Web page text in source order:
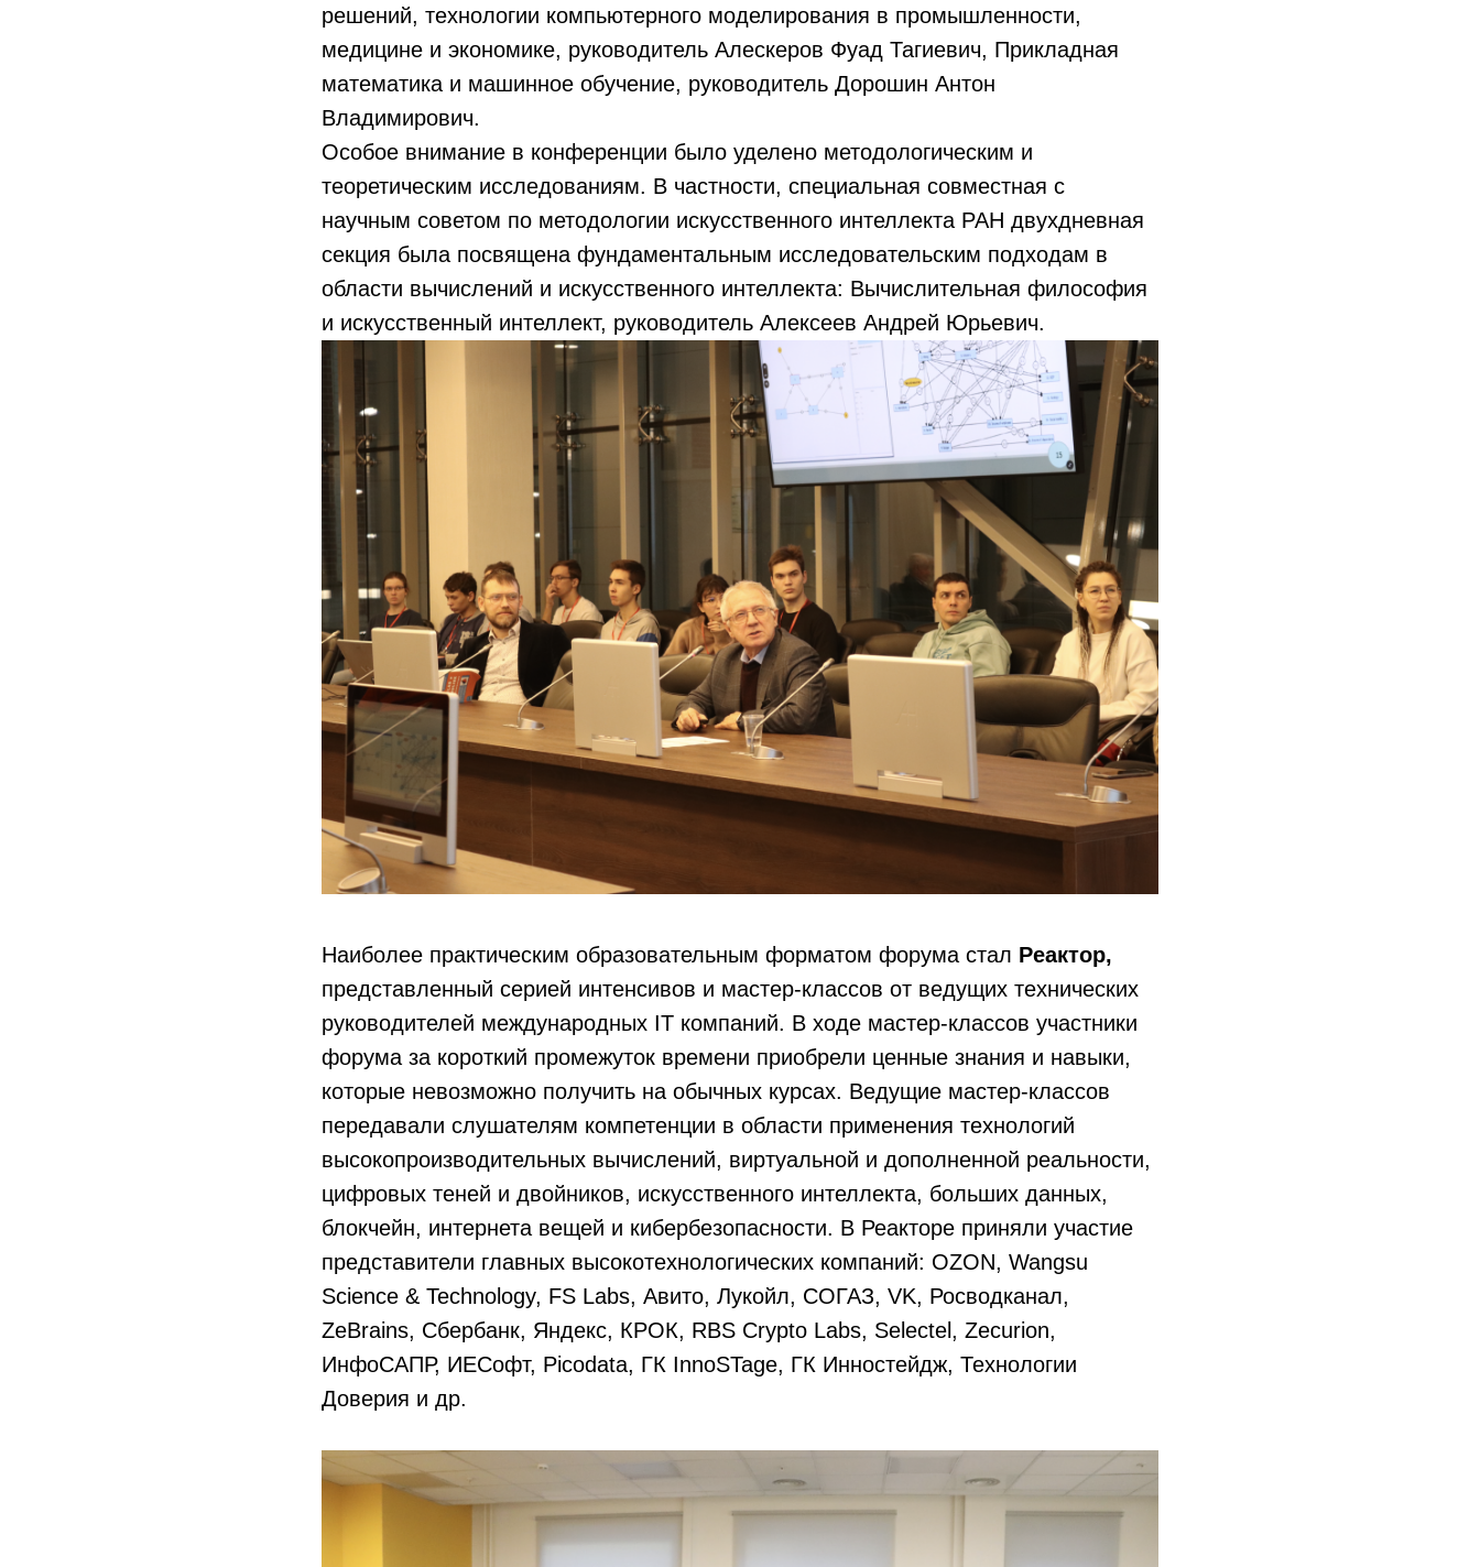
решений, технологии компьютерного моделирования в промышленности,
медицине и экономике, руководитель Алескеров Фуад Тагиевич, Прикладная
математика и машинное обучение, руководитель Дорошин Антон
Владимирович.
Особое внимание в конференции было уделено методологическим и
теоретическим исследованиям. В частности, специальная совместная с
научным советом по методологии искусственного интеллекта РАН двухдневная
секция была посвящена фундаментальным исследовательским подходам в
области вычислений и искусственного интеллекта: Вычислительная философия
и искусственный интеллект, руководитель Алексеев Андрей Юрьевич.
Наиболее практическим образовательным форматом форума стал Реактор,
представленный серией интенсивов и мастер-классов от ведущих технических
руководителей международных IT компаний. В ходе мастер-классов участники
форума за короткий промежуток времени приобрели ценные знания и навыки,
которые невозможно получить на обычных курсах. Ведущие мастер-классов
передавали слушателям компетенции в области применения технологий
высокопроизводительных вычислений, виртуальной и дополненной реальности,
цифровых теней и двойников, искусственного интеллекта, больших данных,
блокчейн, интернета вещей и кибербезопасности. В Реакторе приняли участие
представители главных высокотехнологических компаний: OZON, Wangsu
Science & Technology, FS Labs, Авито, Лукойл, СОГАЗ, VK, Росводканал,
ZeBrains, Сбербанк, Яндекс, КРОК, RBS Crypto Labs, Selectel, Zecurion,
ИнфоСАПР, ИЕСофт, Picodata, ГК InnoSTage, ГК Инностейдж, Технологии
Доверия и др.